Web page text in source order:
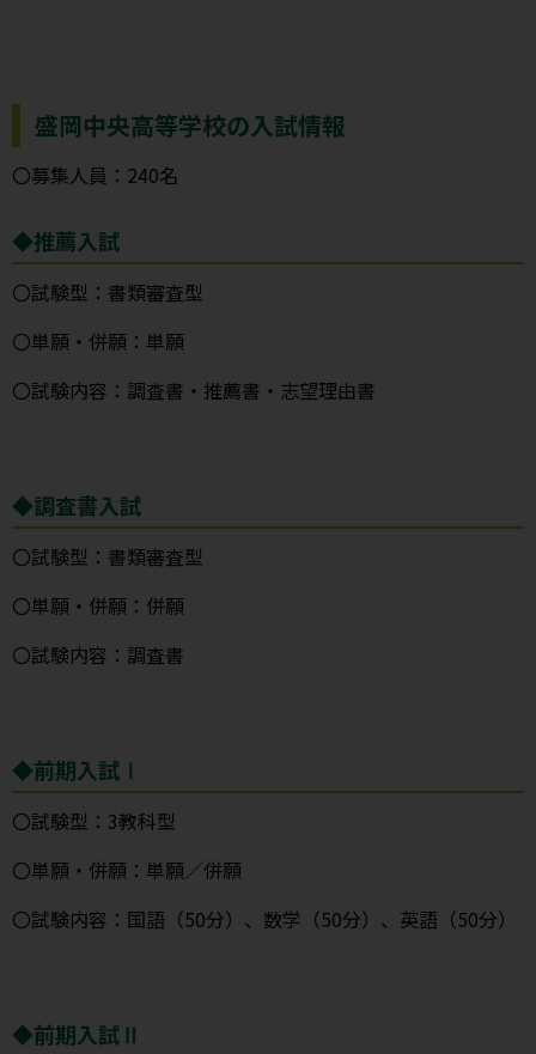
盛岡中央高等学校の入試情報
〇募集人員：240名
◆推薦入試
〇試験型：書類審査型
〇単願・併願：単願
〇試験内容：調査書・推薦書・志望理由書
◆調査書入試
〇試験型：書類審査型
〇単願・併願：併願
〇試験内容：調査書
◆前期入試Ⅰ
〇試験型：3教科型
〇単願・併願：単願／併願
〇試験内容：国語（50分）、数学（50分）、英語（50分）
◆前期入試Ⅱ